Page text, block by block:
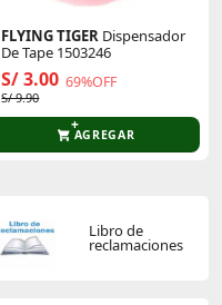
FLYING TIGER Dispensador
De Tape 1503246
S/ 3.00 69%OFF
S/ 9.90
AGREGAR
Libro de
reclamaciones